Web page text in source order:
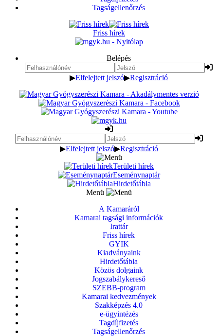
Tagságellenőrzés
Friss hírek
Belépés
▶Elfelejtett jelszó▶Regisztráció
▶Elfelejtett jelszó▶Regisztráció
Területi hírek
Eseménynaptár
Hirdetőtábla
Menü
A Kamaráról
Kamarai tagsági információk
Irattár
Friss hírek
GYIK
Kiadványaink
Hirdetőtábla
Közös dolgaink
Jogszabálykereső
SZEBB-program
Kamarai kedvezmények
Szakképzés 4.0
e-ügyintézés
Tagdíjfizetés
Tagságellenőrzés